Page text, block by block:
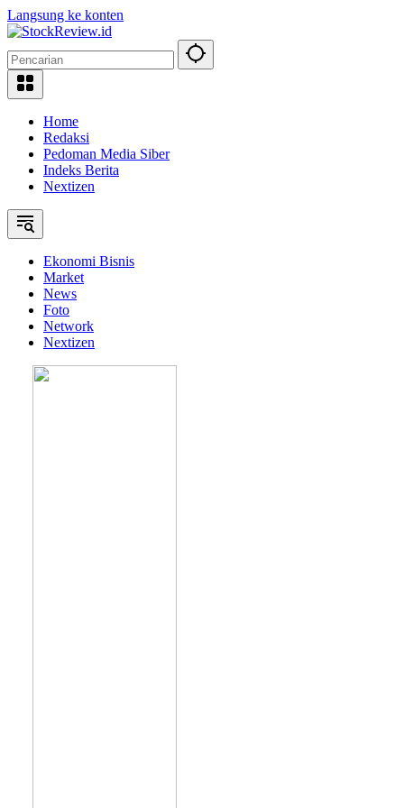
Langsung ke konten
Home
Redaksi
Pedoman Media Siber
Indeks Berita
Nextizen
Ekonomi Bisnis
Market
News
Foto
Network
Nextizen